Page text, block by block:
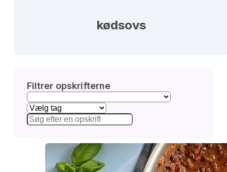
kødsovs
Filtrer opskrifterne